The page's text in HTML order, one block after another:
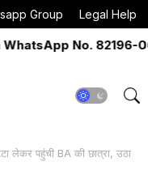
Group Legal Help
No. 82196-
लेकर पहुंची BA की छात्रा, उठा